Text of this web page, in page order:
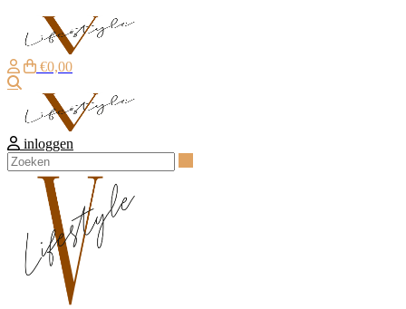
€0,00
inloggen